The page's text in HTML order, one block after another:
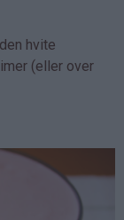
hvite
(eller over